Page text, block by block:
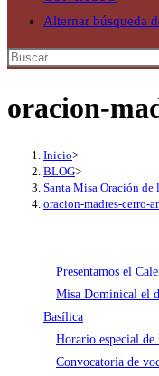
Alternar búsqueda
oracion-
Inicio>
BLOG>
Santa Misa Oración de
oracion-madres-cerro-
Presentamos el
Misa Dominical el
Basílica
Horario especial de
Convocatoria de